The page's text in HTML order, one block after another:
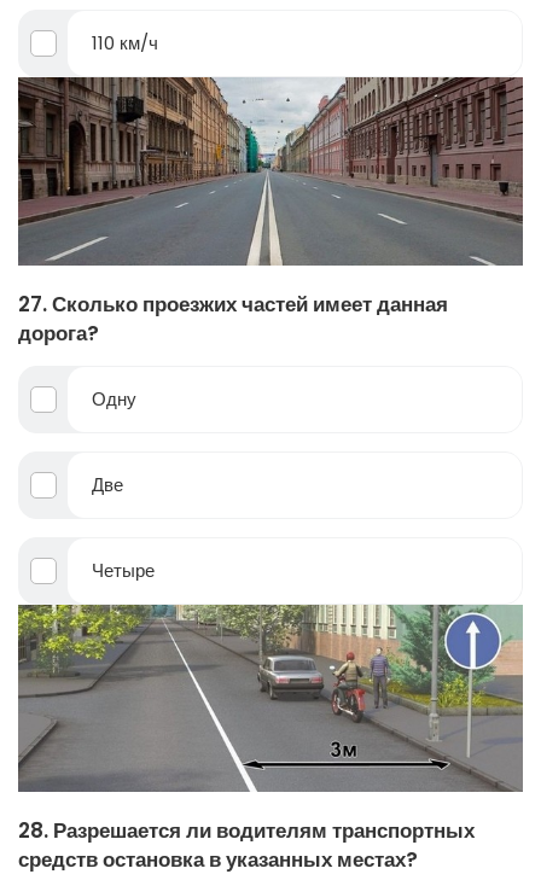
110 км/ч
27. Сколько проезжих частей имеет данная
дорога?
Одну
Две
Четыре
28. Разрешается ли водителям транспортных
средств остановка в указанных местах?